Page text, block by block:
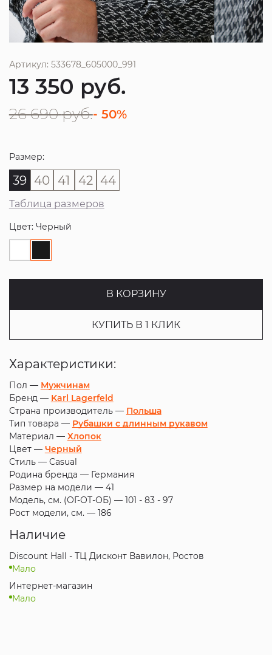
Артикул: 533678_605000_991
13 350 руб.
26 690 руб.- 50%
Размер:
39 40 41 42 44
Таблица размеров
Цвет: Черный
В КОРЗИНУ
КУПИТЬ В 1 КЛИК
Характеристики:
Пол — Мужчинам
Бренд — Karl Lagerfeld
Страна производитель — Польша
Тип товара — Рубашки с длинным рукавом
Материал — Хлопок
Цвет — Черный
Стиль — Casual
Родина бренда — Германия
Размер на модели — 41
Модель, см. (ОГ-ОТ-ОБ) — 101 - 83 - 97
Рост модели, см. — 186
Наличие
Discount Hall - ТЦ Дисконт Вавилон, Ростов
Мало
Интернет-магазин
Мало